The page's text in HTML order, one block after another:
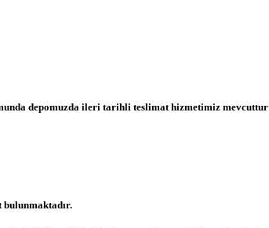
depomuzda ileri tarihli teslimat hizmetimiz mevcuttur
bulunmaktadır.